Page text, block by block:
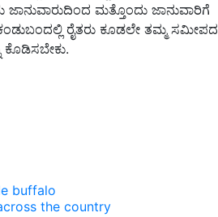
the country
ಮತ್ತೊಂದು ಜಾನುವಾರಿಗೆ
ರೈತರು ಕೂಡಲೇ ತಮ್ಮ ಸಮೀಪದ
ಕೊಡಿಸಬೇಕು.
buffalo